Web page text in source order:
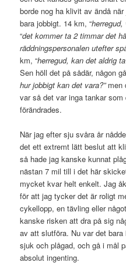
borde nog ha klivit av ändå
bara jobbigt. 14 km, “
“det kommer ta 2 timmar det
räddningspersonalen utefter
km, “herregud, kan det aldrig
Sen höll det på sådär, någon
hur jobbigt kan det vara?”men
var så det var inga tankar
förändrades.
När jag efter sju svåra år
det ett extremt lätt beslut att
så hade jag kanske kunnat
nästan 7 mil till i det här
mycket kvar helt enkelt. Jag
för att jag tycker det är roligt
cykellopp, en tävling eller
kanske risken att dra på sig
av att slutföra. Nu var det
sjuk och plågad, och gå i mål
absolut ingenting.